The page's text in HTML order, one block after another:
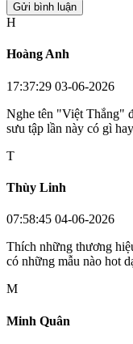
Gửi bình luận
H
Hoàng Anh
17:37:29 03-06-2026
Nghe tên "Việt Thắng"
sưu tập lần này có gì
T
Thùy Linh
07:58:45 04-06-2026
Thích những thương
có những mẫu nào hot
M
Minh Quân